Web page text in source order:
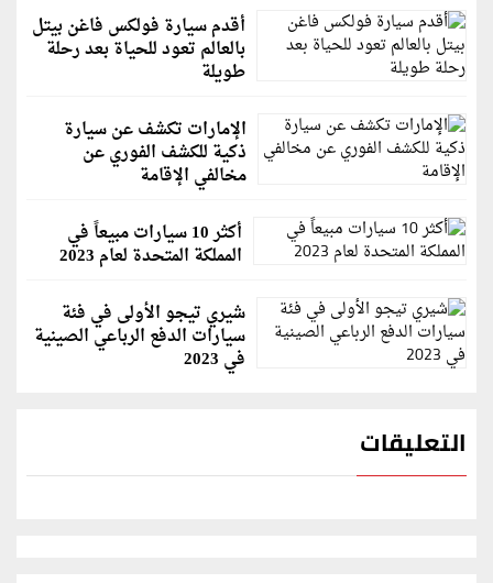
أقدم سيارة فولكس فاغن بيتل
بالعالم تعود للحياة بعد رحلة
طويلة
الإمارات تكشف عن سيارة
ذكية للكشف الفوري عن
مخالفي الإقامة
أكثر 10 سيارات مبيعاً في
المملكة المتحدة لعام 2023
شيري تيجو الأولى في فئة
سيارات الدفع الرباعي الصينية
في 2023
التعليقات